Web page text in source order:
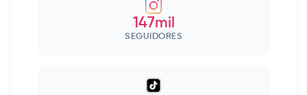
147mil
SEGUIDORES